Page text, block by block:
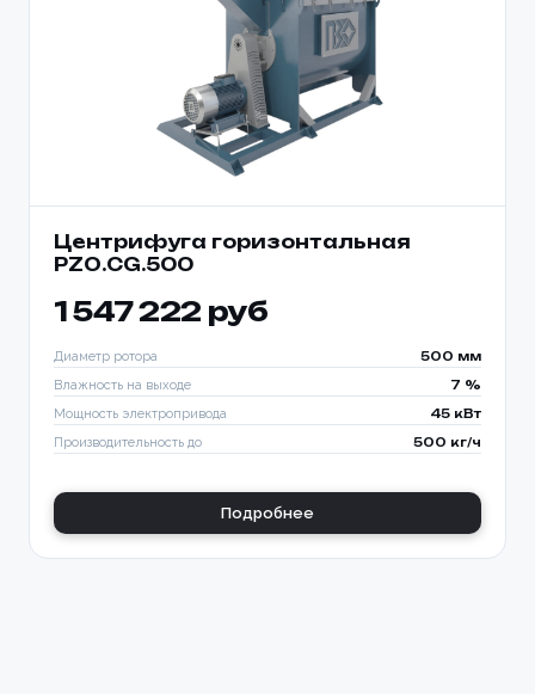
Центрифуга горизонтальная
PZO.CG.500
1 547 222 руб
Диаметр ротора 500 мм
Влажность на выходе 7 %
Мощность электропривода 45 кВт
Производительность до 500 кг/ч
Подробнее